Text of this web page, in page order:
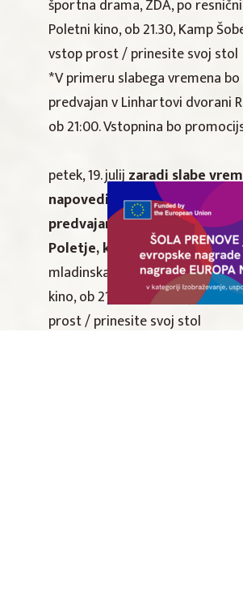
športna drama, ZDA, po
Poletni kino, ob 21.30, Kamp
vstop prost / prinesite svoj stol
*V primeru slabega vremena
predvajan v Linhartovi dvorani
ob 21:00. Vstopnina bo
petek, 19. julijzaradi slabe
napovedi ODPOVEDANO!
predvajan v Linhartovi
Poletje, ko sem se naučila
mladinska komedija, Srbija,
kino, ob 21.15, Vrt begunjske
prost / prinesite svoj stol